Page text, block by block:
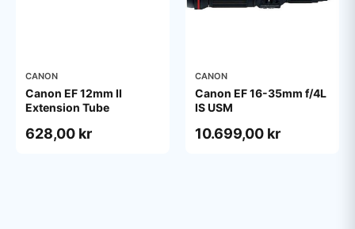
CANON
Canon EF 12mm II
Extension Tube
628,00 kr
CANON
Canon EF 16-35mm f/4L
IS USM
10.699,00 kr